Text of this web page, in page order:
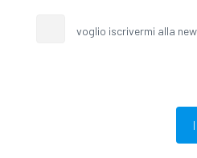
voglio iscrivermi alla